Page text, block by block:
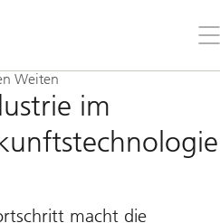
Sie
Weiten
im
macht die